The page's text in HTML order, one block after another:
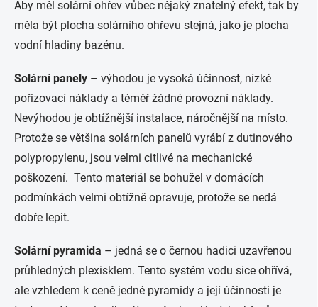
Aby měl solární ohřev vůbec nějaký znatelný efekt, tak by
měla být plocha solárního ohřevu stejná, jako je plocha
vodní hladiny bazénu.
Solární panely – výhodou je vysoká účinnost, nízké
pořizovací náklady a téměř žádné provozní náklady.
Nevýhodou je obtížnější instalace, náročnější na místo.
Protože se většina solárních panelů vyrábí z dutinového
polypropylenu, jsou velmi citlivé na mechanické
poškození. Tento materiál se bohužel v domácích
podmínkách velmi obtížně opravuje, protože se nedá
dobře lepit.
Solární pyramida – jedná se o černou hadici uzavřenou
průhledných plexisklem. Tento systém vodu sice ohřívá,
ale vzhledem k ceně jedné pyramidy a její účinnosti je